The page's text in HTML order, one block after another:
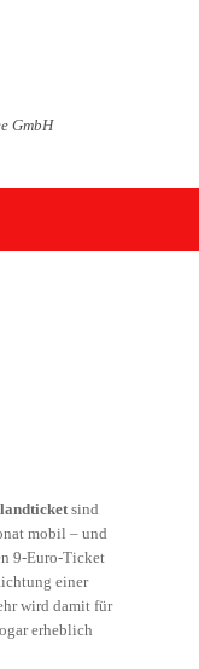
GmbH
sind
mobil – und
9-Euro-Ticket
einer
wird damit für
erheblich